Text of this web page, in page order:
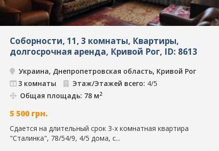
Соборности, 11, 3 комнаты, Квартиры,
долгосрочная аренда, Кривой Рог, ID: 8613
Украина, Днепропетровская область, Кривой Рог
3 комнаты
Этаж/Этажей всего: 4/5
Общая площадь: 78 м2
5 500 грн.
Сдается на длительный срок 3-х комнатная квартира
"Сталинка", 78/54/9, 4/5 дома, с...